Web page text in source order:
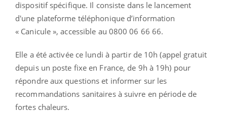
dispositif spécifique. Il consiste dans le lancement
d'une plateforme téléphonique d’information
« Canicule », accessible au 0800 06 66 66.
Elle a été activée ce lundi à partir de 10h (appel gratuit
depuis un poste fixe en France, de 9h à 19h) pour
répondre aux questions et informer sur les
recommandations sanitaires à suivre en période de
fortes chaleurs.